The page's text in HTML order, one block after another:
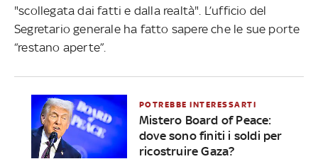
"scollegata dai fatti e dalla realtà". L’ufficio del
Segretario generale ha fatto sapere che le sue porte
“restano aperte”.
POTREBBE INTERESSARTI
Mistero Board of Peace:
dove sono finiti i soldi per
ricostruire Gaza?